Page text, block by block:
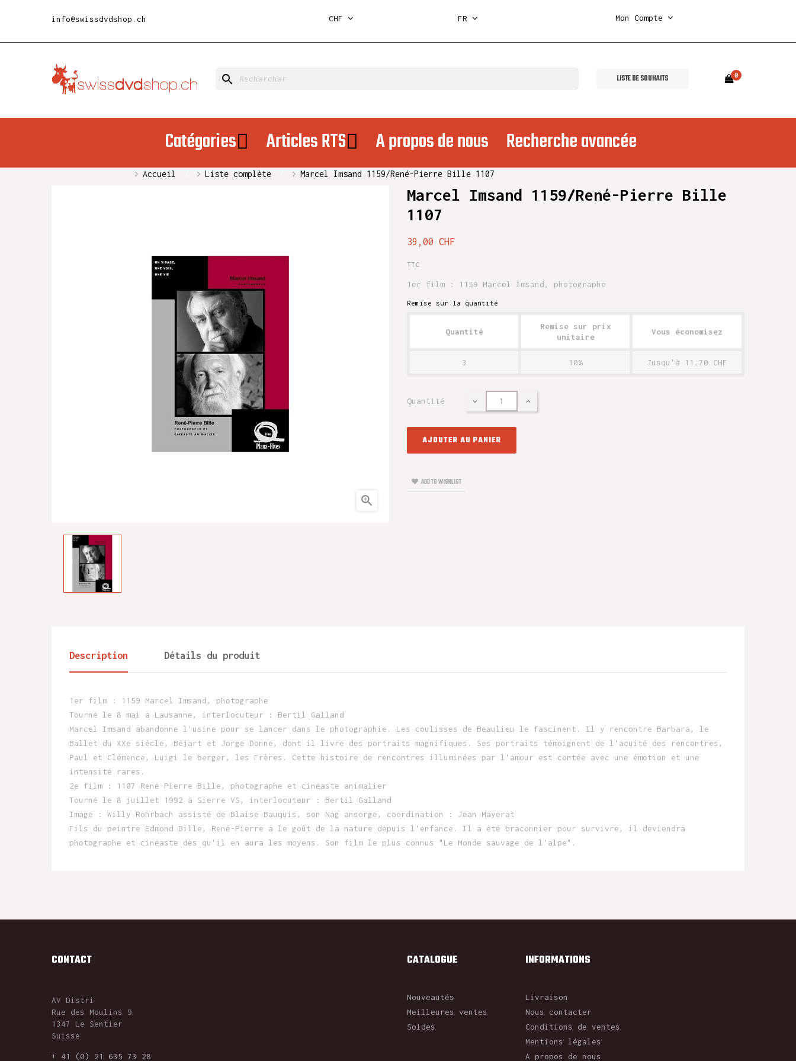
info@swissdvdshop.ch CHF FR Mon Compte
search LISTE DE SOUHAITS 0
Catégories Articles RTS A propos de nous Recherche avancée
Accueil Liste complète Marcel Imsand 1159/René-Pierre Bille 1107

Marcel Imsand 1159/René-Pierre Bille
1107
39,00 CHF
TTC
1er film : 1159 Marcel Imsand, photographe
Remise sur la quantité
Quantité
Remise sur prix
unitaire
Vous économisez
3 10% Jusqu'à 11,70 CHF
Quantité
AJOUTER AU PANIER
ADD TO WISHLIST
Description Détails du produit
1er film : 1159 Marcel Imsand, photographe
Tourné le 8 mai à Lausanne, interlocuteur : Bertil Galland
Marcel Imsand abandonne l'usine pour se lancer dans le photographie. Les coulisses de Beaulieu le fascinent. Il y rencontre Barbara, le
Ballet du XXe siècle, Béjart et Jorge Donne, dont il livre des portraits magnifiques. Ses portraits témoignent de l'acuité des rencontres,
Paul et Clémence, Luigi le berger, les Frères. Cette histoire de rencontres illuminées par l'amour est contée avec une émotion et une
intensité rares.
2e film : 1107 René-Pierre Bille, photographe et cinéaste animalier
Tourné le 8 juillet 1992 à Sierre VS, interlocuteur : Bertil Galland
Image : Willy Rohrbach assisté de Blaise Bauquis, son Nag ansorge, coordination : Jean Mayerat
Fils du peintre Edmond Bille, René-Pierre a le goût de la nature depuis l'enfance. Il a été braconnier pour survivre, il deviendra
photographe et cinéaste dès qu'il en aura les moyens. Son film le plus connus "Le Monde sauvage de l'alpe".
CONTACT
AV Distri
Rue des Moulins 9
1347 Le Sentier
Suisse
+ 41 (0) 21 635 73 28
CATALOGUE
Nouveautés
Meilleures ventes
Soldes
INFORMATIONS
Livraison
Nous contacter
Conditions de ventes
Mentions légales
A propos de nous